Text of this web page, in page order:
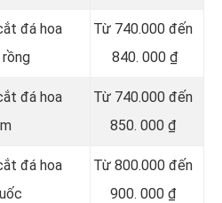
đá hoa
Từ 740.000 đến
840. 000 ₫
đá hoa
Từ 740.000 đến
850. 000 ₫
đá hoa
Từ 800.000 đến
900. 000 ₫